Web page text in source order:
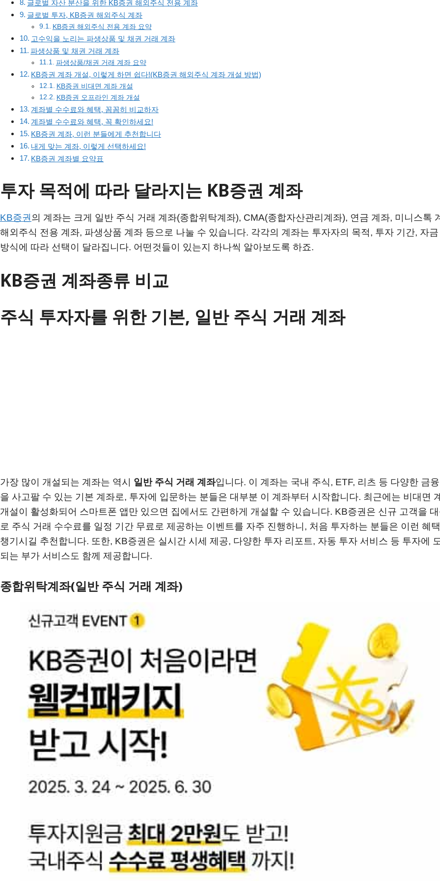
글로벌 자산 분산을 위한 KB증권 해외주식 전용 계좌
글로벌 투자, KB증권 해외주식 계좌
KB증권 해외주식 전용 계좌 요약
고수익을 노리는 파생상품 및 채권 거래 계좌
파생상품 및 채권 거래 계좌
파생상품/채권 거래 계좌 요약
KB증권 계좌 개설, 이렇게 하면 쉽다!(KB증권 해외주식 계좌 개설 방법)
KB증권 비대면 계좌 개설
KB증권 오프라인 계좌 개설
계좌별 수수료와 혜택, 꼼꼼히 비교하자
계좌별 수수료와 혜택, 꼭 확인하세요!
KB증권 계좌, 이런 분들에게 추천합니다
내게 맞는 계좌, 이렇게 선택하세요!
KB증권 계좌별 요약표
투자 목적에 따라 달라지는 KB증권 계좌
KB증권 의 계좌는 크게 일반 주식 거래 계좌(종합위탁계좌), CMA(종합자산관리계좌), 연금 계좌, 미니스톡
해외주식 전용 계좌, 파생상품 계좌 등으로 나눌 수 있습니다. 각각의 계좌는 투자자의 목적, 투자 기간, 자
방식에 따라 선택이 달라집니다. 어떤것들이 있는지 하나씩 알아보도록 하죠.
KB증권 계좌종류 비교
주식 투자자를 위한 기본, 일반 주식 거래 계좌
가장 많이 개설되는 계좌는 역시 일반 주식 거래 계좌입니다. 이 계좌는 국내 주식, ETF, 리츠 등 다양한 금
을 사고팔 수 있는 기본 계좌로, 투자에 입문하는 분들은 대부분 이 계좌부터 시작합니다. 최근에는 비대면
개설이 활성화되어 스마트폰 앱만 있으면 집에서도 간편하게 개설할 수 있습니다. KB증권은 신규 고객을
로 주식 거래 수수료를 일정 기간 무료로 제공하는 이벤트를 자주 진행하니, 처음 투자하는 분들은 이런 혜
챙기시길 추천합니다. 또한, KB증권은 실시간 시세 제공, 다양한 투자 리포트, 자동 투자 서비스 등 투자에
되는 부가 서비스도 함께 제공합니다.
종합위탁계좌(일반 주식 거래 계좌)